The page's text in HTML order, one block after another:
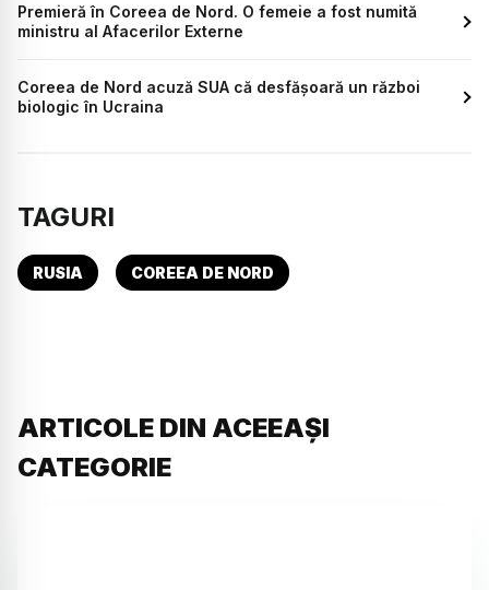
Premieră în Coreea de Nord. O femeie a fost numită
ministru al Afacerilor Externe
Coreea de Nord acuză SUA că desfăşoară un război
biologic în Ucraina
TAGURI
RUSIA COREEA DE NORD
ARTICOLE DIN ACEEAȘI
CATEGORIE